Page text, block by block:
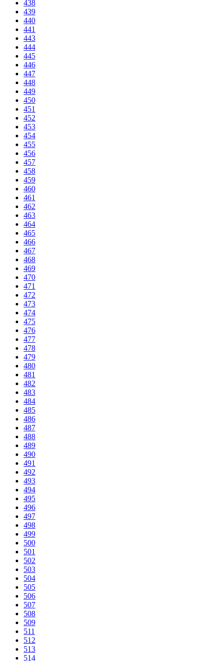
438
439
440
441
443
444
445
446
447
448
449
450
451
452
453
454
455
456
457
458
459
460
461
462
463
464
465
466
467
468
469
470
471
472
473
474
475
476
477
478
479
480
481
482
483
484
485
486
487
488
489
490
491
492
493
494
495
496
497
498
499
500
501
502
503
504
505
506
507
508
509
511
512
513
514